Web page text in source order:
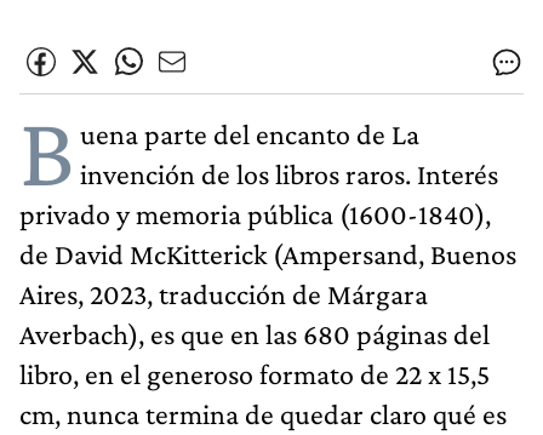
B uena parte del encanto de La
invención de los libros raros. Interés
privado y memoria pública (1600-1840),
de David McKitterick (Ampersand, Buenos
Aires, 2023, traducción de Márgara
Averbach), es que en las 680 páginas del
libro, en el generoso formato de 22 x 15,5
cm, nunca termina de quedar claro qué es